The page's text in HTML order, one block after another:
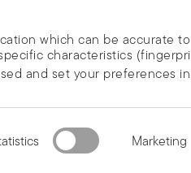
which can be accurate
characteristics
and set your preferences
social media features and
collected from your use of
Marketing
SCOPRI TUTTI I
Tutti i diritti riservati. Termini e
2.3.8
di